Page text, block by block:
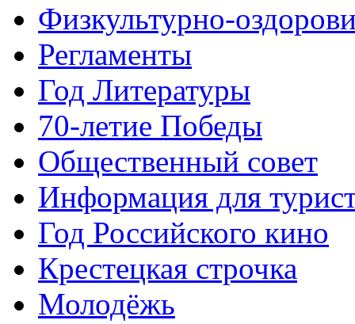
Физкультурно-
Регламенты
Год Литературы
70-летие Победы
Общественный совет
Информация для
Год Российского кино
Крестецкая строчка
Молодёжь